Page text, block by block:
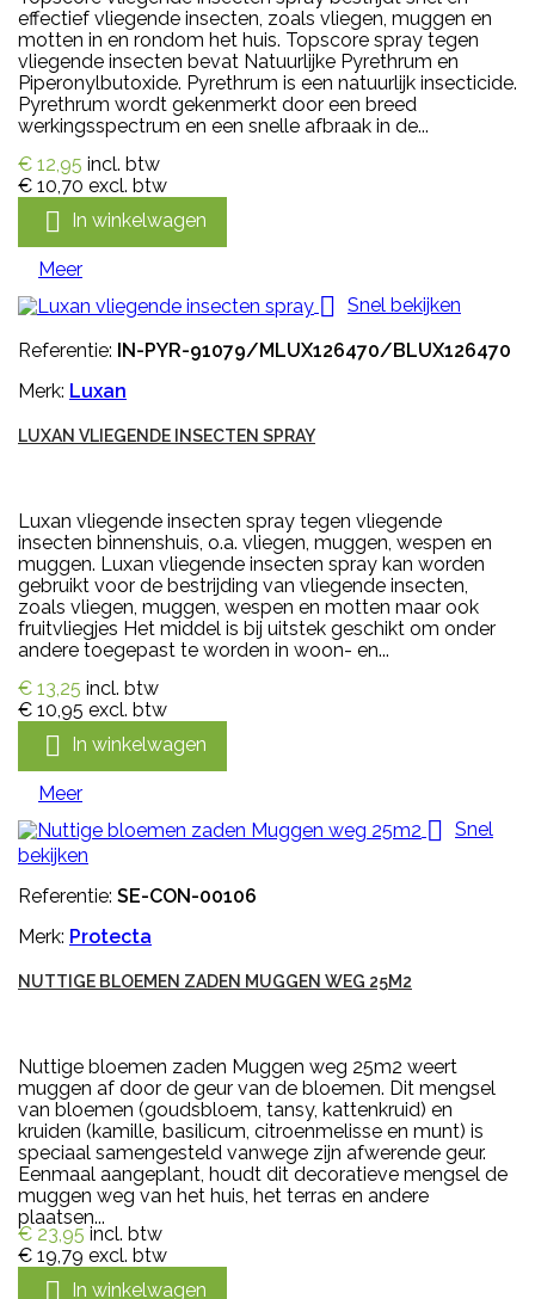
effectief vliegende insecten, zoals vliegen, muggen en
motten in en rondom het huis. Topscore spray tegen
vliegende insecten bevat Natuurlijke Pyrethrum en
Piperonylbutoxide. Pyrethrum is een natuurlijk insecticide.
Pyrethrum wordt gekenmerkt door een breed
werkingsspectrum en een snelle afbraak in de...
€ 12,95 incl. btw
€ 10,70 excl. btw
 In winkelwagen
Meer
 Snel bekijken
Referentie: IN-PYR-91079/MLUX126470/BLUX126470
Merk: Luxan
LUXAN VLIEGENDE INSECTEN SPRAY
Luxan vliegende insecten spray tegen vliegende
insecten binnenshuis, o.a. vliegen, muggen, wespen en
muggen. Luxan vliegende insecten spray kan worden
gebruikt voor de bestrijding van vliegende insecten,
zoals vliegen, muggen, wespen en motten maar ook
fruitvliegjes Het middel is bij uitstek geschikt om onder
andere toegepast te worden in woon- en...
€ 13,25 incl. btw
€ 10,95 excl. btw
 In winkelwagen
Meer
 Snel
bekijken
Referentie: SE-CON-00106
Merk: Protecta
NUTTIGE BLOEMEN ZADEN MUGGEN WEG 25M2
Nuttige bloemen zaden Muggen weg 25m2 weert
muggen af door de geur van de bloemen. Dit mengsel
van bloemen (goudsbloem, tansy, kattenkruid) en
kruiden (kamille, basilicum, citroenmelisse en munt) is
speciaal samengesteld vanwege zijn afwerende geur.
Eenmaal aangeplant, houdt dit decoratieve mengsel de
muggen weg van het huis, het terras en andere
plaatsen...
€ 23,95 incl. btw
€ 19,79 excl. btw
 In winkelwagen